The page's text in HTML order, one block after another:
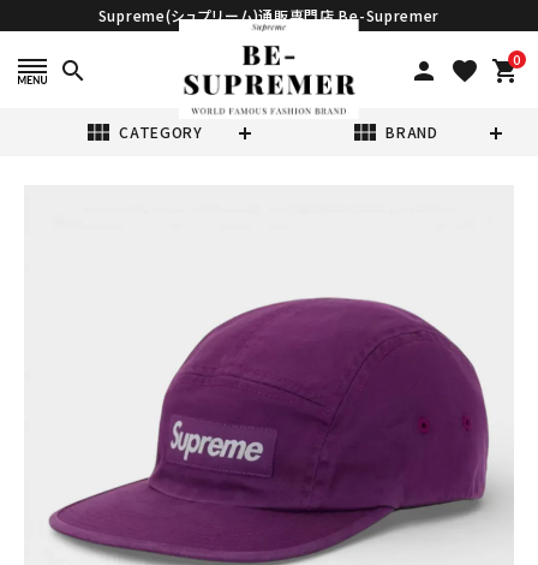
Supreme(シュプリーム)通販専門店 Be-Supremer
search person favorite 0
shopping_cart
view_module CATEGORY view_module BRAND
リーム 2026SS
Washed Chino
Twill Camp
Cap ウォッシュ
ド チノツイル キャ
¥21,980